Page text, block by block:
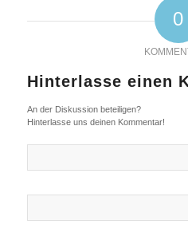
0
Hinterlasse einen
An der Diskussion beteiligen?
Hinterlasse uns deinen Kommentar!